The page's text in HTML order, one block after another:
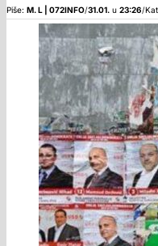
Piše: M. L | 072INFO/31.01. u 23:26/